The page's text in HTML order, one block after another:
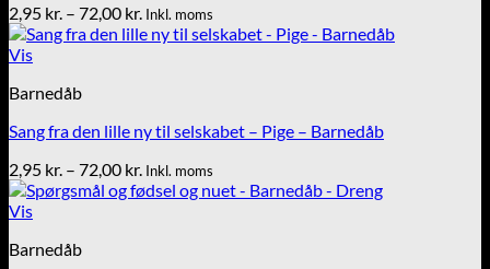
2,95 kr. – 72,00 kr. Prisinterval:
2,95 kr.
Inkl. moms
Vis
Barnedåb
Sang fra den lille ny til selskabet – Pige – Barnedåb
2,95 kr. – 72,00 kr. Prisinterval:
2,95 kr.
Inkl. moms
Vis
Barnedåb